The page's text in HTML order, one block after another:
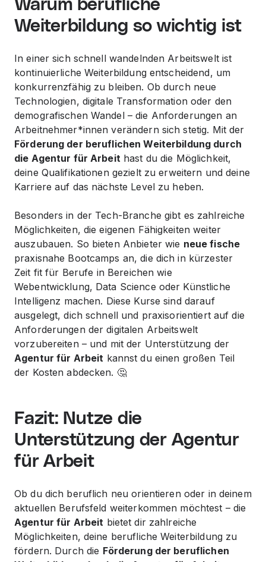
Warum berufliche
Weiterbildung so wichtig ist
In einer sich schnell wandelnden Arbeitswelt ist
kontinuierliche Weiterbildung entscheidend, um
konkurrenzfähig zu bleiben. Ob durch neue
Technologien, digitale Transformation oder den
demografischen Wandel – die Anforderungen an
Arbeitnehmer*innen verändern sich stetig. Mit der
Förderung der beruflichen Weiterbildung durch
die Agentur für Arbeithast du die Möglichkeit,
deine Qualifikationen gezielt zu erweitern und deine
Karriere auf das nächste Level zu heben.
Besonders in der Tech-Branche gibt es zahlreiche
Möglichkeiten, die eigenen Fähigkeiten weiter
auszubauen. So bieten Anbieter wie neue fische
praxisnahe Bootcamps an, die dich in kürzester
Zeit fit für Berufe in Bereichen wie
Webentwicklung, Data Science oder Künstliche
Intelligenz machen. Diese Kurse sind darauf
ausgelegt, dich schnell und praxisorientiert auf die
Anforderungen der digitalen Arbeitswelt
vorzubereiten – und mit der Unterstützung der
Agentur für Arbeit kannst du einen großen Teil
der Kosten abdecken. 🤔
Fazit: Nutze die
Unterstützung der Agentur
für Arbeit
Ob du dich beruflich neu orientieren oder in deinem
aktuellen Berufsfeld weiterkommen möchtest – die
Agentur für Arbeit bietet dir zahlreiche
Möglichkeiten, deine berufliche Weiterbildung zu
fördern. Durch die Förderung der beruflichen